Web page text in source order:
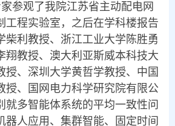
参观了我院江苏省主动配电网
工程实验室，之后在学科楼报告
柴利教授、浙江工业大学陈胜勇
翔教授、澳大利亚斯威本科技大
授、深圳大学黄哲学教授、中国
授、国网电力科学研究院有限公
就多智能体系统的平均一致性问
器人应用、集群智能、固定时间